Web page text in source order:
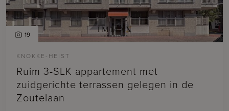
19
KNOKKE-HEIST
Ruim 3-SLK appartement met
zuidgerichte terrassen gelegen in de
Zoutelaan